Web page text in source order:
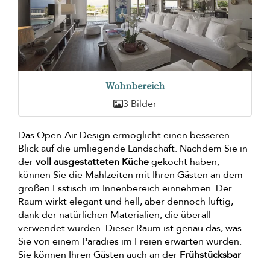
Wohnbereich
3 Bilder
Das Open-Air-Design ermöglicht einen besseren
Blick auf die umliegende Landschaft. Nachdem Sie in
dervoll ausgestatteten Küchegekocht haben,
können Sie die Mahlzeiten mit Ihren Gästen an dem
großen Esstisch im Innenbereich einnehmen. Der
Raum wirkt elegant und hell, aber dennoch luftig,
dank der natürlichen Materialien, die überall
verwendet wurden. Dieser Raum ist genau das, was
Sie von einem Paradies im Freien erwarten würden.
Sie können Ihren Gästen auch an der Frühstücksbar